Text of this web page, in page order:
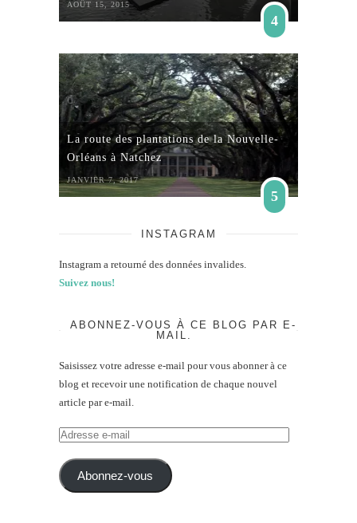
AOÛT 15, 2015
4
La route des plantations de la Nouvelle-
Orléans à Natchez
JANVIER 7, 2017
5
INSTAGRAM
Instagram a retourné des données invalides.
Suivez nous!
ABONNEZ-VOUS À CE BLOG PAR E-
MAIL.
Saisissez votre adresse e-mail pour vous abonner à ce
blog et recevoir une notification de chaque nouvel
article par e-mail.
Adresse
mail Abonnez-vous